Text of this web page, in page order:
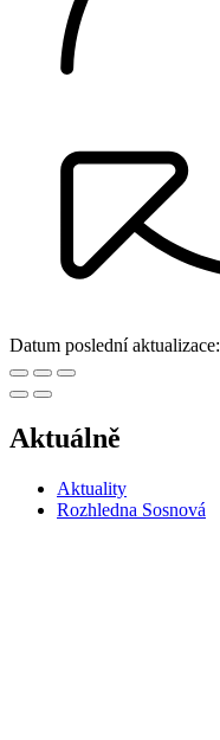
Datum poslední aktualizace:
Aktuálně
Aktuality
Rozhledna Sosnová